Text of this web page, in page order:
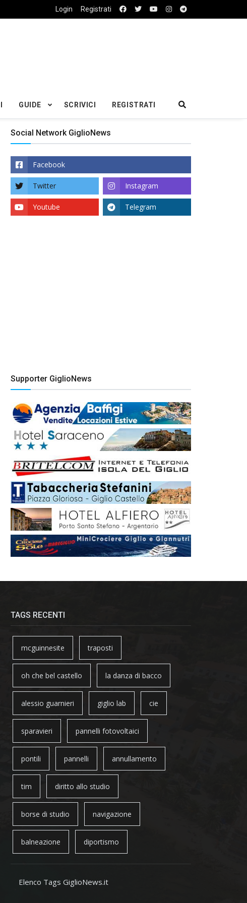
Login Registrati
GUIDE SCRIVICI REGISTRATI
Social Network GiglioNews
Facebook
Twitter Instagram
Youtube Telegram
Supporter GiglioNews
TAGS RECENTI
mcguinnesite traposti
oh che bel castello la danza di bacco
alessio guarnieri giglio lab cie
sparavieri pannelli fotovoltaici
pontili pannelli annullamento
tim diritto allo studio
borse di studio navigazione
balneazione diportismo
Elenco Tags GiglioNews.it